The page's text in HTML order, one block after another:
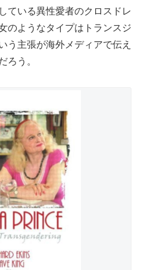
ている異性愛者のクロスドレ
のようなタイプはトランスジ
う主張が海外メディアで伝え
ろう。